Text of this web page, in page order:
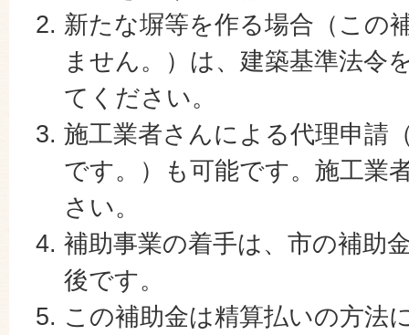
新たな塀等を作る場合（この
ません。）は、建築基準法令
てください。
施工業者さんによる代理申請
です。）も可能です。施工業
さい。
補助事業の着手は、市の補助
後です。
この補助金は精算払いの方法